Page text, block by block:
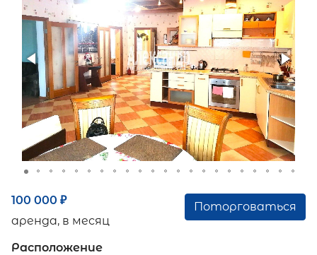
100 000 ₽
аренда, в месяц
Поторговаться
Расположение